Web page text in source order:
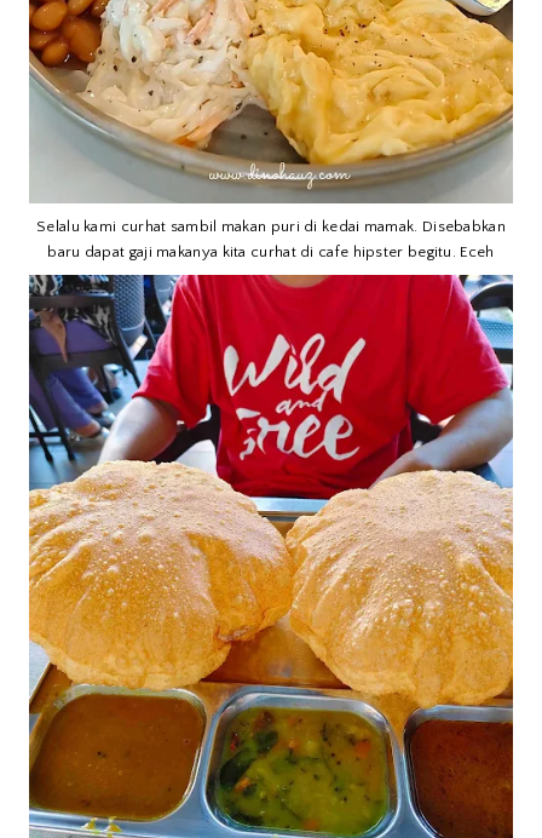
Selalu kami curhat sambil makan puri di kedai mamak. Disebabkan
baru dapat gaji makanya kita curhat di cafe hipster begitu. Eceh